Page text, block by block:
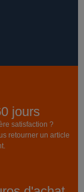
jours
satisfaction ?
retourner un article